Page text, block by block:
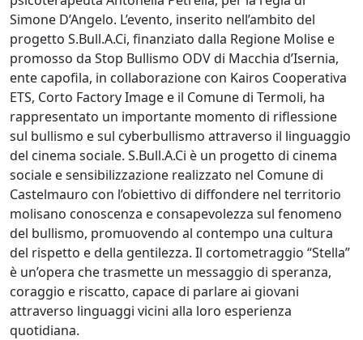
Simone D’Angelo. L’evento, inserito nell’ambito del
progetto S.Bull.A.Ci, finanziato dalla Regione Molise e
promosso da Stop Bullismo ODV di Macchia d’Isernia,
ente capofila, in collaborazione con Kairos Cooperativa
ETS, Corto Factory Image e il Comune di Termoli, ha
rappresentato un importante momento di riflessione
sul bullismo e sul cyberbullismo attraverso il linguaggio
del cinema sociale. S.Bull.A.Ci è un progetto di cinema
sociale e sensibilizzazione realizzato nel Comune di
Castelmauro con l’obiettivo di diffondere nel territorio
molisano conoscenza e consapevolezza sul fenomeno
del bullismo, promuovendo al contempo una cultura
del rispetto e della gentilezza. Il cortometraggio “Stella”
è un’opera che trasmette un messaggio di speranza,
coraggio e riscatto, capace di parlare ai giovani
attraverso linguaggi vicini alla loro esperienza
quotidiana.